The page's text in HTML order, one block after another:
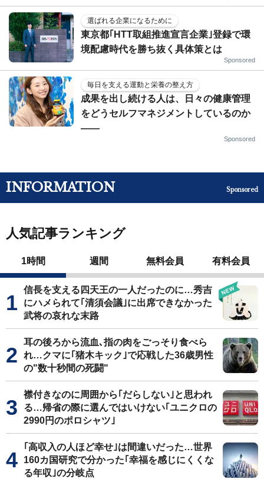
選ばれる企業になるために
東京都｢HTT取組推進宣言企業｣登録で環
境配慮時代を勝ち抜く具体策とは
Sponsored
毎日を支える運動と栄養の整え方
成果を出し続ける人は、日々の健康管理
をどうセルフマネジメントしているのか
——
Sponsored
INFORMATION Sponsored
人気記事ランキング
1時間 週間 無料会員 有料会員
信長を支える四天王の一人だったのに…秀吉
にハメられて｢清須会議｣に出席できなかった
武将の哀れな末路
耳の後ろから流血､指の肉をごっそり食べら
れ…クマに｢猪木キック｣で応戦した36歳男性
の"数十秒間の死闘"
襟付きなのに周囲から｢だらしない｣と思われ
る…帰省の際に選んではいけない｢ユニクロの
2990円のポロシャツ｣
｢高収入の人ほど幸せ｣は間違いだった…世界
160カ国研究で分かった｢幸福を感じにくくな
る年収｣の分岐点